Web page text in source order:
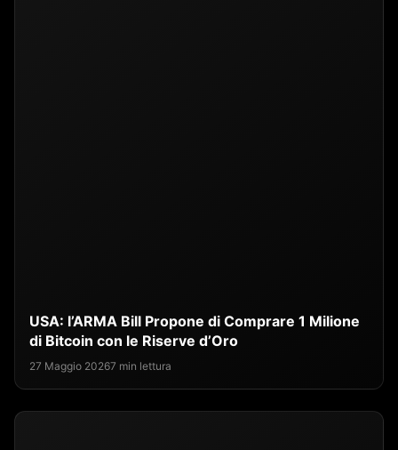
USA: l’ARMA Bill Propone di Comprare 1 Milione
di Bitcoin con le Riserve d’Oro
27 Maggio 20267 min lettura